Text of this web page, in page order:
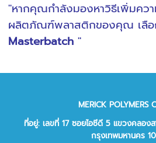
''หากคุณกำลังมองหาวิธีเพิ่มคว
ผลิตภัณฑ์พลาสติกของคุณ เลือ
Masterbatch''
MERICK POLYMERS
ที่อยู่: เลขที่ 17 ซอยไอซีดี 5 แขวงคลองส
กรุงเทพมหานคร